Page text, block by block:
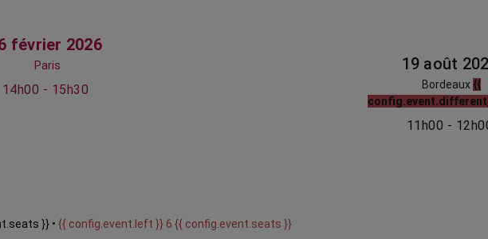
février 2026
Paris
14h00 - 15h30
}} • {{ config.event.left }} 6 {{ config.event.seats }}
19 août
Bordeaux {{
11h00 -